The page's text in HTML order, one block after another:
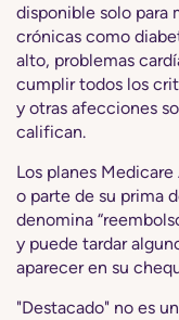
disponible solo para
crónicas como
alto, problemas
cumplir todos los
y otras afecciones
califican.
Los planes
o parte de su prima
denomina
y puede tardar
aparecer en su
"Destacado" no es